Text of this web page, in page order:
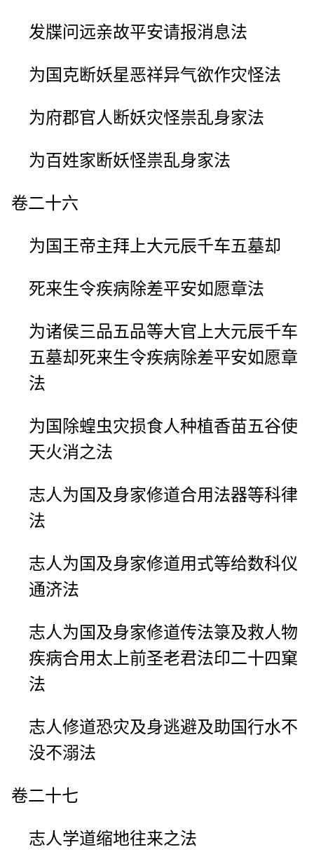
发牒问远亲故平安请报消息法
为国克断妖星恶祥异气欲作灾怪法
为府郡官人断妖灾怪祟乱身家法
为百姓家断妖怪祟乱身家法
卷二十六
为国王帝主拜上大元辰千车五墓却
死来生令疾病除差平安如愿章法
为诸侯三品五品等大官上大元辰千车
五墓却死来生令疾病除差平安如愿章
法
为国除蝗虫灾损食人种植香苗五谷使
天火消之法
志人为国及身家修道合用法器等科律
法
志人为国及身家修道用式等给数科仪
通济法
志人为国及身家修道传法箓及救人物
疾病合用太上前圣老君法印二十四窠
法
志人修道恐灾及身逃避及助国行水不
没不溺法
卷二十七
志人学道缩地往来之法